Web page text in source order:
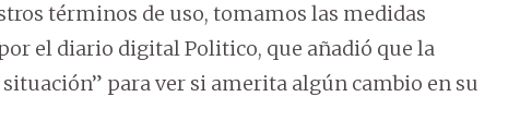
términos de uso, tomamos las medidas
el diario digital Politico, que añadió que la
para ver si amerita algún cambio en su